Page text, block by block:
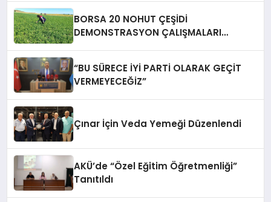
BORSA 20 NOHUT ÇEŞİDİ
DEMONSTRASYON ÇALIŞMALARI
“BU SÜRECE İYİ PARTİ OLARAK GEÇİT
VERMEYECEĞİZ”
Çınar İçin Veda Yemeği Düzenlendi
AKÜ’de “Özel Eğitim Öğretmenliği”
Tanıtıldı